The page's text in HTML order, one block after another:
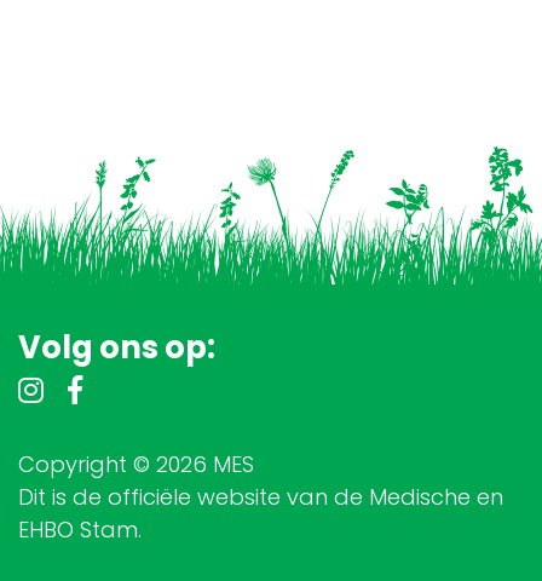
Volg ons op:
Copyright © 2026 MES
Dit is de officiële website van de Medische en
EHBO Stam.